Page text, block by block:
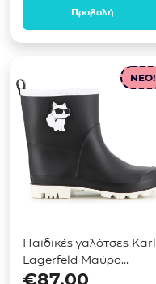
Προβολή
NEO!
Παιδικές γαλότσες Karl
Lagerfeld Μαύρο
Z31406